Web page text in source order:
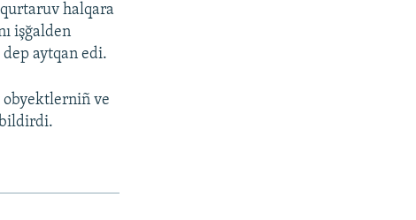
qurtaruv halqara
işğalden
aytqan edi.
obyektlerniñ ve
bildirdi.